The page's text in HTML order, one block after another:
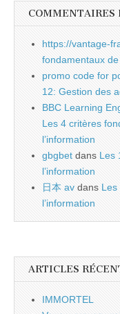
COMMENTAIRES
https://vantage-
fondamentaux
promo code for
12: Gestion des
BBC Learning
Les 4 critères
l’information
gbgbet dans Les
l’information
日本 av dans Les
l’information
ARTICLES
IMMORTEL